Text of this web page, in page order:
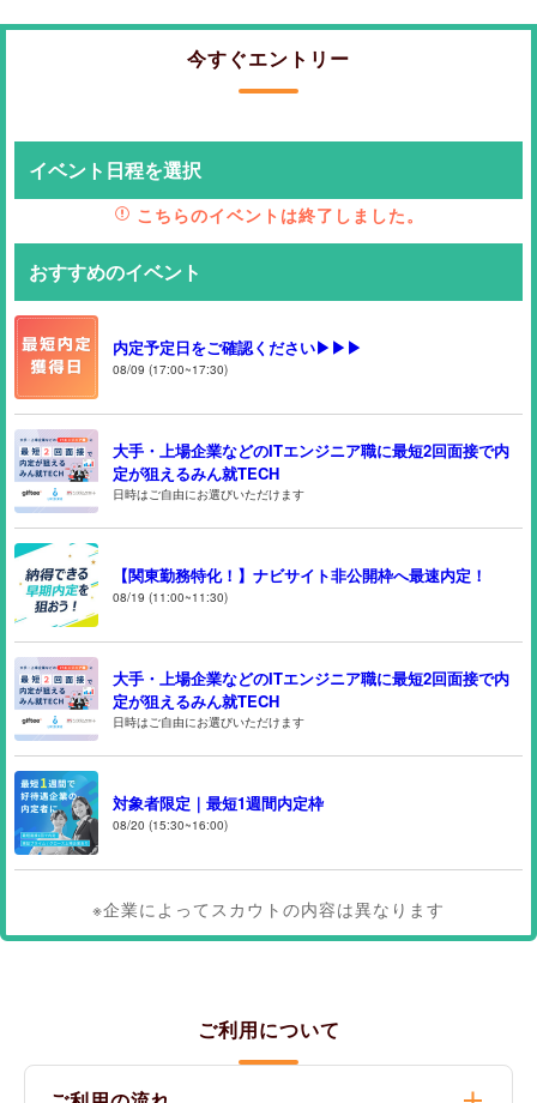
今すぐエントリー
イベント日程を選択
こちらのイベントは終了しました。
おすすめのイベント
内定予定日をご確認ください▶▶▶
08/09 (17:00~17:30)
大手・上場企業などのITエンジニア職に最短2回面接で内
定が狙えるみん就TECH
日時はご自由にお選びいただけます
【関東勤務特化！】ナビサイト非公開枠へ最速内定！
08/19 (11:00~11:30)
大手・上場企業などのITエンジニア職に最短2回面接で内
定が狙えるみん就TECH
日時はご自由にお選びいただけます
対象者限定｜最短1週間内定枠
08/20 (15:30~16:00)
※企業によってスカウトの内容は異なります
ご利用について